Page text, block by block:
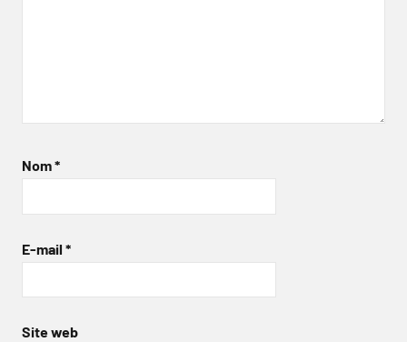
Nom*
E-mail *
Site web